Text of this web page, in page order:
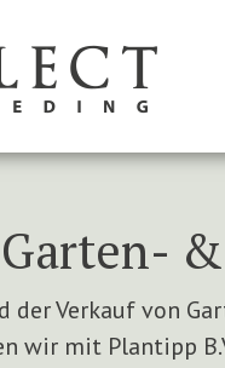
der Verkauf von
wir mit Plantipp